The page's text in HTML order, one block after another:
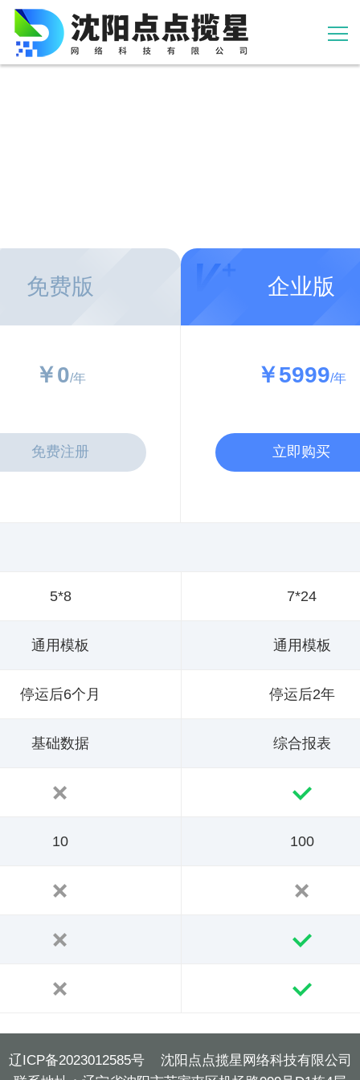
免费版
￥0/年
免费注册
5*8
通用模板
停运后6个月
基础数据
10
企业版
￥5999/年
立即购买
7*24
通用模板
停运后2年
综合报表
100
辽ICP备2023012585号沈阳点点揽星网络科技有限公司